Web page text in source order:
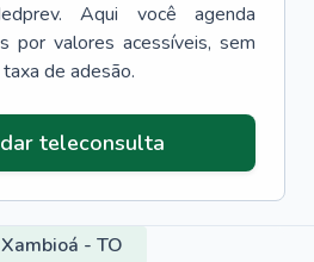
Aqui você agenda
por valores acessíveis, sem
de adesão.
teleconsulta
- TO